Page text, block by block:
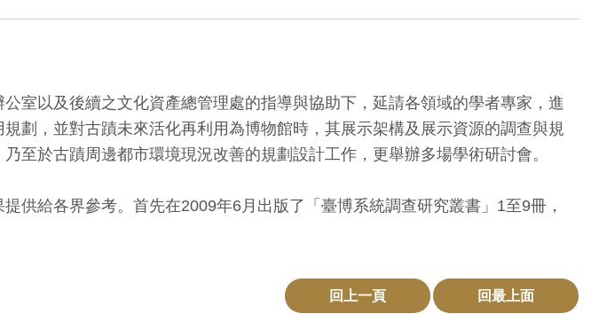
室以及後續之文化資產總管理處的指導與協助下，延請各領域的學者專家，進
劃，並對古蹟未來活化再利用為博物館時，其展示架構及展示資源的調查與規
至於古蹟周邊都市環境現況改善的規劃設計工作，更舉辦多場學術研討會。
給各界參考。首先在2009年6月出版了「臺博系統調查研究叢書」1至9冊，
回上一頁 回最上面